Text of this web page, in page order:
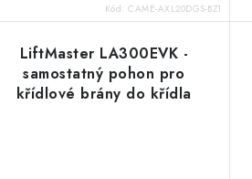
Kód:CAME-AXL20DGS-BZ1
LiftMaster LA300EVK -
samostatný pohon pro
křídlové brány do křídla